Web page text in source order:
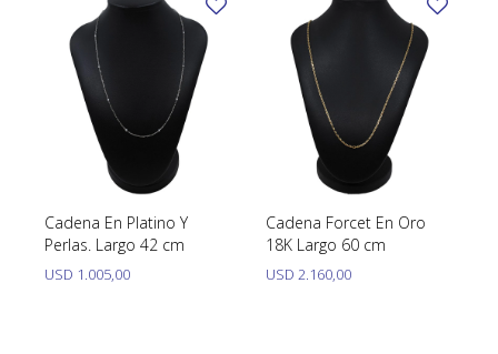
Cadena En Platino Y
Perlas. Largo 42 cm
USD 1.005,00
Cadena Forcet En Oro
18K Largo 60 cm
USD 2.160,00